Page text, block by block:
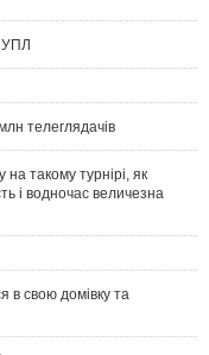
УПЛ
телеглядачів
такому турнірі, як
і водночас величезна
в свою домівку та